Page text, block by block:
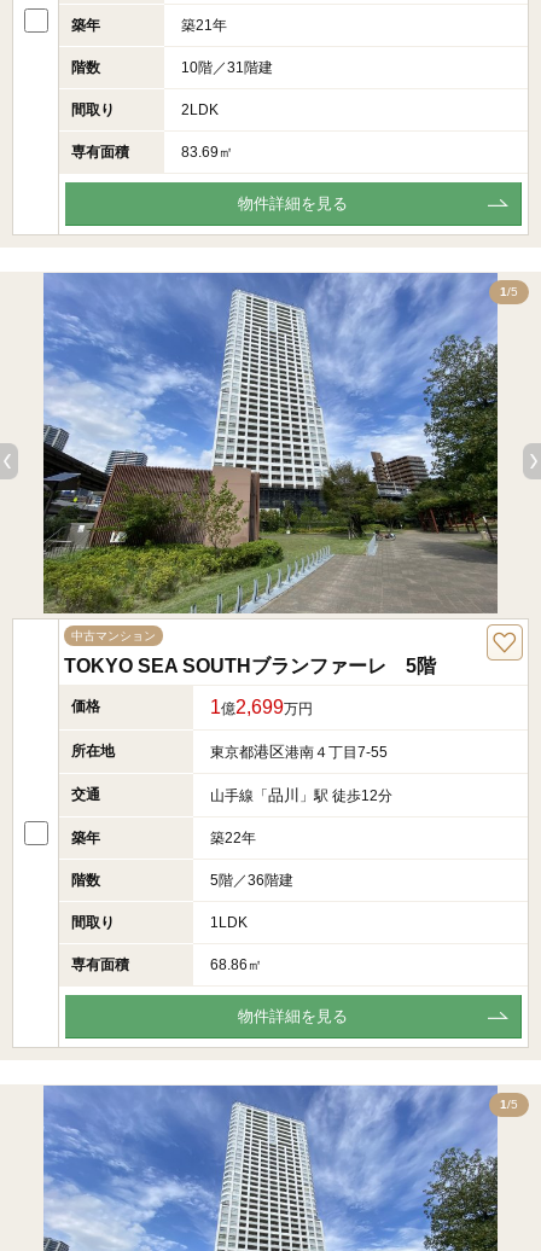
築年 築21年
階数 10階／31階建
間取り 2LDK
専有面積 83.69㎡
物件詳細を見る
1/5
中古マンション
TOKYO SEA SOUTHブランファーレ 5階
価格 1億2,699万円
所在地 東京都港区港南４丁目7-55
交通 山手線「 品川 」駅 徒歩12分
築年 築22年
階数 5階／36階建
間取り 1LDK
専有面積 68.86㎡
物件詳細を見る
1/5